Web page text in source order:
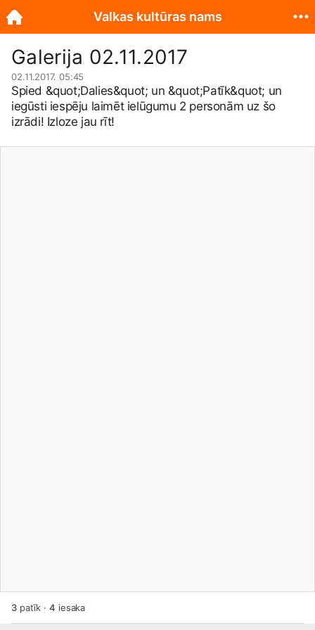
Galerija 02.11.2017
02.11.2017. 05:45
Spied &quot;Dalies&quot; un &quot;Patīk&quot; un
iegūsti iespēju laimēt ielūgumu 2 personām uz šo
izrādi! Izloze jau rīt!
3patīk ·4 iesaka
Valkas kultūras nams